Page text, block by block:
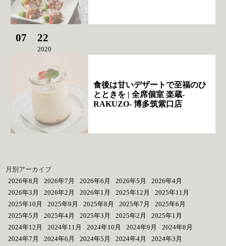
07 22
2020
食後は甘いデザートで至福のひ
とときを | 全席個室 楽蔵‐
RAKUZO‐ 博多筑紫口店
月別アーカイブ
2026年8月
2026年7月 2026年6月 2026年5月
2026年4月
2026年3月
2026年2月 2026年1月 2025年12月
2025年11月
2025年10月
2025年9月 2025年8月 2025年7月
2025年6月
2025年5月
2025年4月 2025年3月 2025年2月
2025年1月
2024年12月
2024年11月 2024年10月 2024年9月
2024年8月
2024年7月
2024年6月 2024年5月 2024年4月
2024年3月